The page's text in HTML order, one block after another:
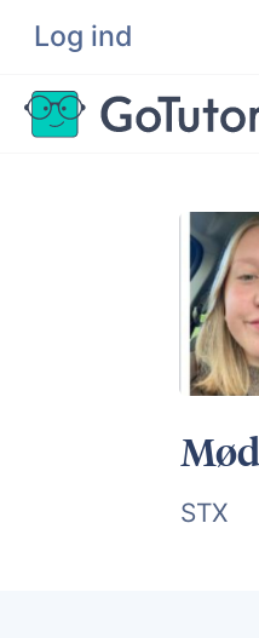
Log ind
Søg
Lektiehjælp
Eksamenshjælp
Hjælp til ordblinde
Kundeudtalelser
STX